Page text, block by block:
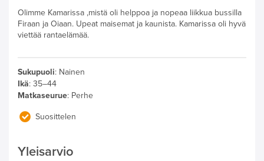
Olimme Kamarissa ,mistä oli helppoa ja nopeaa liikkua bussilla
Firaan ja Oiaan. Upeat maisemat ja kaunista. Kamarissa oli hyvä
viettää rantaelämää.
Sukupuoli: Nainen
Ikä: 35–44
Matkaseurue: Perhe
Suosittelen
Yleisarvio